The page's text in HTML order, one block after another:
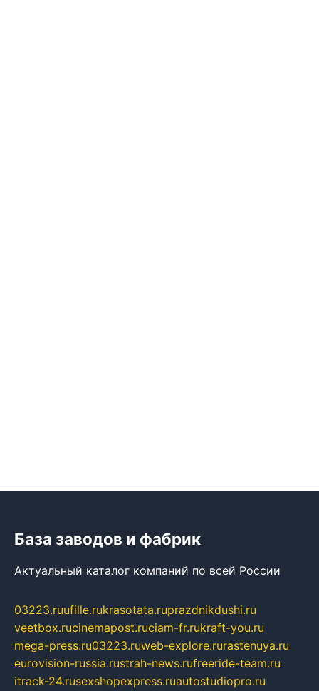
База заводов и фабрик
Актуальный каталог компаний по всей России
03223.ruufille.rukrasotata.ruprazdnikdushi.ru
veetbox.rucinemapost.ruciam-fr.rukraft-you.ru
mega-press.ru03223.ruweb-explore.rurastenuya.ru
eurovision-russia.rustrah-news.rufreeride-team.ru
itrack-24.rusexshopexpress.ruautostudiopro.ru